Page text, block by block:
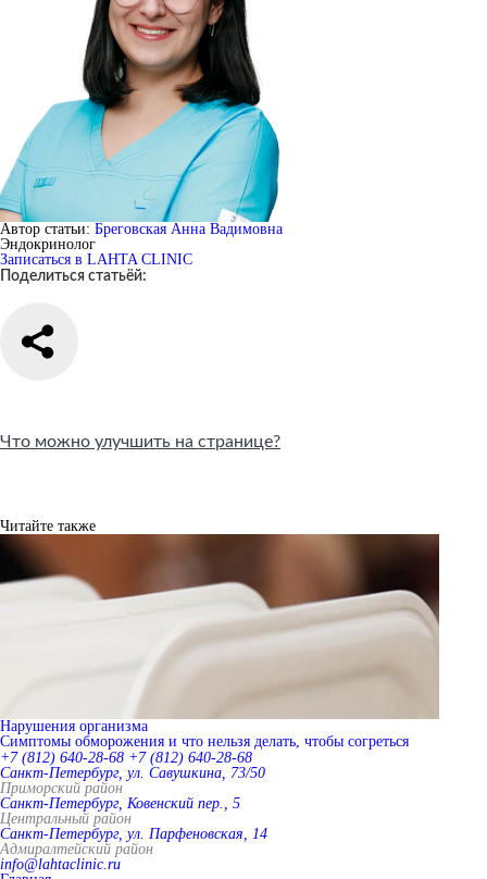
Автор статьи: Бреговская Анна Вадимовна
Эндокринолог
Записаться в LAHTA CLINIC
Поделиться статьёй:
Что можно улучшить на странице?
Читайте также
Нарушения организма
Симптомы обморожения и что нельзя делать, чтобы согреться
+7 (812) 640-28-68 +7 (812) 640-28-68
Санкт-Петербург, ул. Савушкина, 73/50
Приморский район
Санкт-Петербург, Ковенский пер., 5
Центральный район
Санкт-Петербург, ул. Парфеновская, 14
Адмиралтейский район
info@lahtaclinic.ru